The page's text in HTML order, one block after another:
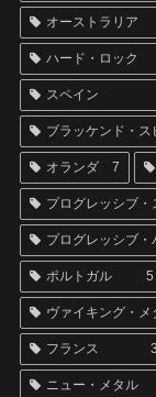
オーストラリア
ハード・ロック
スペイン
ブラッケンド・
オランダ 7
プログレッシブ
プログレッシブ
ポルトガル 5
ヴァイキング・メ
フランス 3
ニュー・メタル